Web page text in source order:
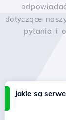
dotyczące
pytania i
Jakie są